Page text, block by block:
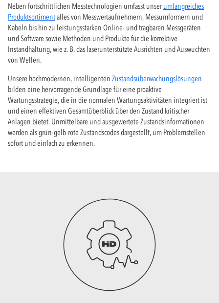
Neben fortschrittlichen Messtechnologien umfasst unserumfangreiches
Produktsortimentalles von Messwertaufnehmern, Messumformern und
Kabeln bis hin zu leistungsstarken Online- und tragbaren Messgeräten
und Software sowie Methoden und Produkte für die korrektive
Instandhaltung, wie z. B. das laserunterstützte Ausrichten und Auswuchten
von Wellen.
Unsere hochmodernen, intelligenten Zustandsüberwachungslösungen
bilden eine hervorragende Grundlage für eine proaktive
Wartungsstrategie, die in die normalen Wartungsaktivitäten integriert ist
und einen effektiven Gesamtüberblick über den Zustand kritischer
Anlagen bietet. Unmittelbare und ausgewertete Zustandsinformationen
werden als grün-gelb-rote Zustandscodes dargestellt, um Problemstellen
sofort und einfach zu erkennen.